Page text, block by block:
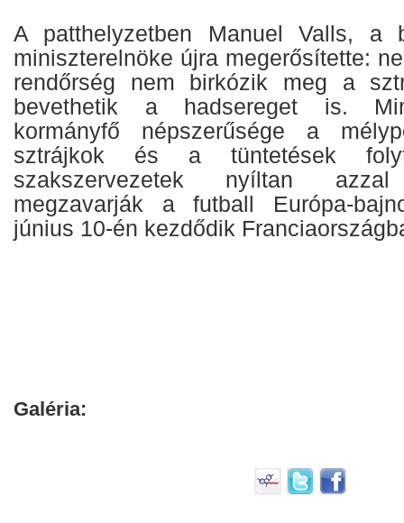
A patthelyzetben Manuel Valls, a
miniszterelnöke újra megerősítette:
rendőrség nem birkózik meg a
bevethetik a hadsereget is.
kormányfő népszerűsége a
sztrájkok és a tüntetések
szakszervezetek nyíltan azzal
megzavarják a futball Európa-
június 10-én kezdődik
Galéria: